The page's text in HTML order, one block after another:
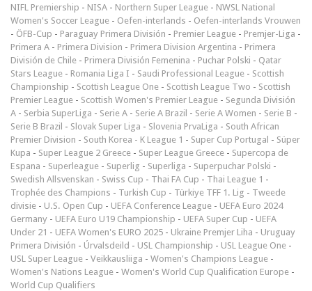
NIFL Premiership - NISA - Northern Super League - NWSL National
Women's Soccer League - Oefen-interlands - Oefen-interlands Vrouwen
- ÖFB-Cup - Paraguay Primera División - Premier League - Premjer-Liga -
Primera A - Primera Division - Primera Division Argentina - Primera
División de Chile - Primera División Femenina - Puchar Polski - Qatar
Stars League - Romania Liga I - Saudi Professional League - Scottish
Championship - Scottish League One - Scottish League Two - Scottish
Premier League - Scottish Women's Premier League - Segunda División
A - Serbia SuperLiga - Serie A - Serie A Brazil - Serie A Women - Serie B -
Serie B Brazil - Slovak Super Liga - Slovenia PrvaLiga - South African
Premier Division - South Korea - K League 1 - Super Cup Portugal - Süper
Kupa - Super League 2 Greece - Super League Greece - Supercopa de
Espana - Superleague - Superlig - Superliga - Superpuchar Polski -
Swedish Allsvenskan - Swiss Cup - Thai FA Cup - Thai League 1 -
Trophée des Champions - Turkish Cup - Türkiye TFF 1. Lig - Tweede
divisie - U.S. Open Cup - UEFA Conference League - UEFA Euro 2024
Germany - UEFA Euro U19 Championship - UEFA Super Cup - UEFA
Under 21 - UEFA Women's EURO 2025 - Ukraine Premjer Liha - Uruguay
Primera División - Úrvalsdeild - USL Championship - USL League One -
USL Super League - Veikkausliiga - Women's Champions League -
Women's Nations League - Women's World Cup Qualification Europe -
World Cup Qualifiers